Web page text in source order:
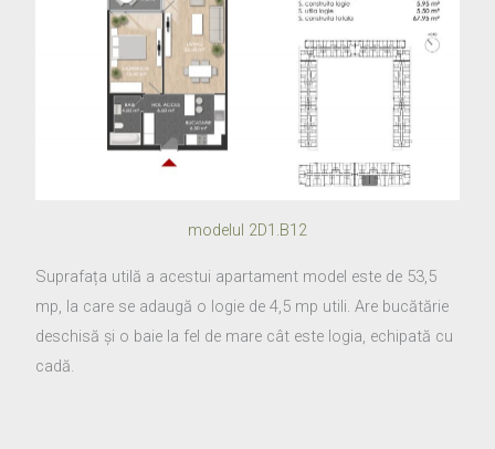
modelul 2D1.B12
Suprafața utilă a acestui apartament model este de 53,5
mp, la care se adaugă o logie de 4,5 mp utili. Are bucătărie
deschisă și o baie la fel de mare cât este logia, echipată cu
cadă.